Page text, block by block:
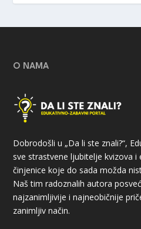
O NAMA
Dobrodošli u „Da li ste znali?“,
sve strastvene ljubitelje kvizova i
činjenice koje do sada možda
Naš tim radoznalih autora
najzanimljivije i najneobičnije
zanimljiv način.